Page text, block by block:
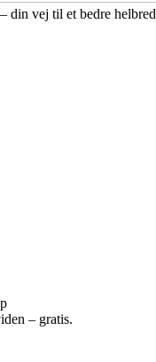
din vej til et bedre helbred
– gratis.